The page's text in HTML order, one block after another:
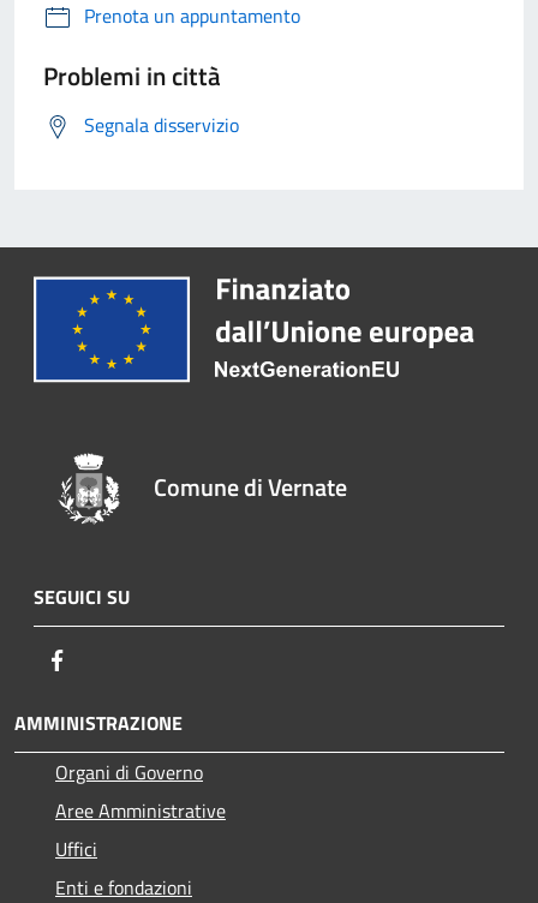
Prenota un appuntamento
Problemi in città
Segnala disservizio
Comune di Vernate
SEGUICI SU
AMMINISTRAZIONE
Organi di Governo
Aree Amministrative
Uffici
Enti e fondazioni